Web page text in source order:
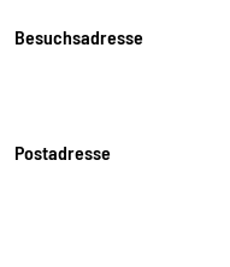
Besuchsadresse
Postadresse